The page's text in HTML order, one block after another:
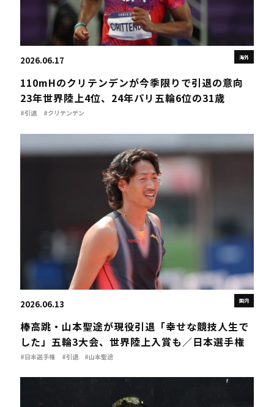
海外
2026.06.17
110mHのクリテンデンが今季限りで引退の意向
23年世界陸上4位、24年パリ五輪6位の31歳
#引退 #クリテンデン
国内
2026.06.13
棒高跳・山本聖途が現役引退「幸せな競技人生で
した」五輪3大会、世界陸上入賞も／日本選手権
#日本選手権 #引退 #山本聖途